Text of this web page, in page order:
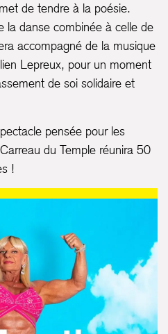
de tendre à la poésie.
la danse combinée à celle de
accompagné de la musique
Lepreux, pour un moment
de soi solidaire et
pensée pour les
du Temple réunira 50
!